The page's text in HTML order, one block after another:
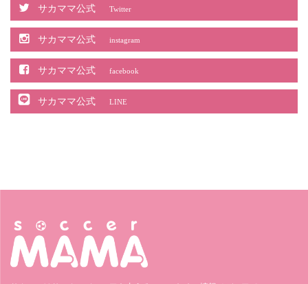
サカママ公式 Twitter
サカママ公式 instagram
サカママ公式 facebook
サカママ公式 LINE